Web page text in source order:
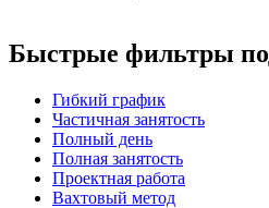
Быстрые фильтры
Гибкий график
Частичная занятость
Полный день
Полная занятость
Проектная работа
Вахтовый метод